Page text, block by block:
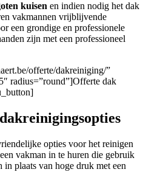
kuisen en indien nodig het dak
vakmannen vrijblijvende
een grondige en professionele
zijn met een professioneel
offerte/dakreiniging/”
radius=”round”]Offerte dak
opties voor het reinigen
vakman in te huren die gebruik
plaats van hoge druk met een